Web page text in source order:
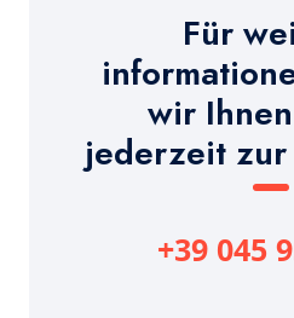
Für
wir
jederzeit
+39 045